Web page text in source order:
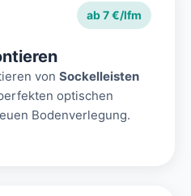
ab 7 €/lfm
von Sockelleisten
optischen
Bodenverlegung.